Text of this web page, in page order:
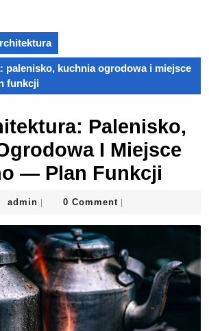
palenisko, kuchnia ogrodowa i miejsce
funkcji
Palenisko,
I Miejsce
— Plan Funkcji
admin admin0 Comment